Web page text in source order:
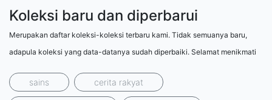
Koleksi baru dan diperbarui
Merupakan daftar koleksi-koleksi terbaru kami. Tidak semuanya baru,
adapula koleksi yang data-datanya sudah diperbaiki. Selamat menikmati
sains cerita rakyat